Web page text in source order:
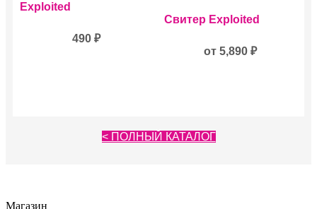
Exploited
490₽
Этот
товар
несколько
товара.
Свитер Exploited
от5,890₽
< ПОЛНЫЙ КАТАЛОГ
Магазин